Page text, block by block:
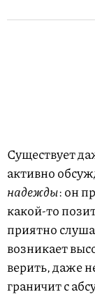
Существует
активно
надежды: он
какой-то
приятно
возникает
верить, даже
граничит с